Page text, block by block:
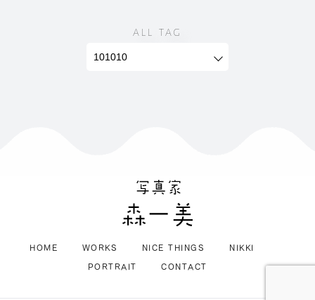
ALL TAG
HOME WORKS NICE THINGS NIKKI
PORTRAIT CONTACT